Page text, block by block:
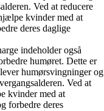
Ved at reducere
kvinder med at
deres daglige
indeholder også
humøret. Dette er
humørsvingninger og
Ved at
kvinder med at
forbedre deres